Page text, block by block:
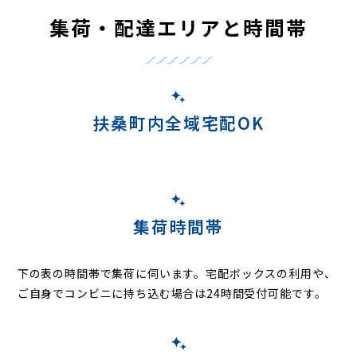
集荷・配達エリアと時間帯
扶桑町内全域宅配OK
集荷時間帯
下の表の時間帯で集荷に伺います。宅配ボックスの利用や、
ご自身でコンビニに持ち込む場合は24時間受付可能です。